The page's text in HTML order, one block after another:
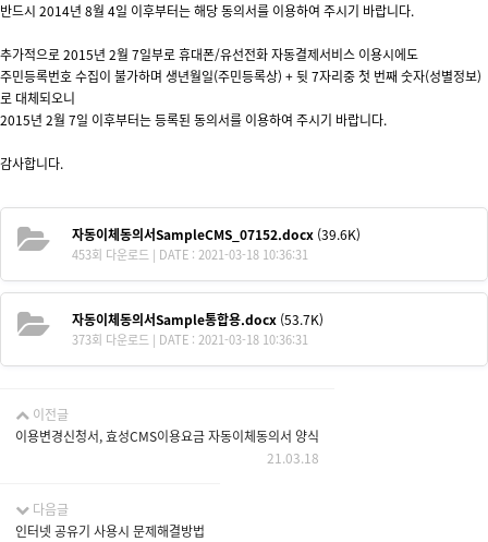
반드시 2014년 8월 4일 이후부터는 해당 동의서를 이용하여 주시기 바랍니다.
추가적으로 2015년 2월 7일부로 휴대폰/유선전화 자동결제서비스 이용시에도
주민등록번호 수집이 불가하며 생년월일(주민등록상) + 뒷 7자리중 첫 번째 숫자(성별정보)
로 대체되오니
2015년 2월 7일 이후부터는 등록된 동의서를 이용하여 주시기 바랍니다.
감사합니다.
자동이체동의서SampleCMS_07152.docx (39.6K)
453회 다운로드 | DATE : 2021-03-18 10:36:31
자동이체동의서Sample통합용.docx (53.7K)
373회 다운로드 | DATE : 2021-03-18 10:36:31
이전글
이용변경신청서, 효성CMS이용요금 자동이체동의서 양식
21.03.18
다음글
인터넷 공유기 사용시 문제해결방법